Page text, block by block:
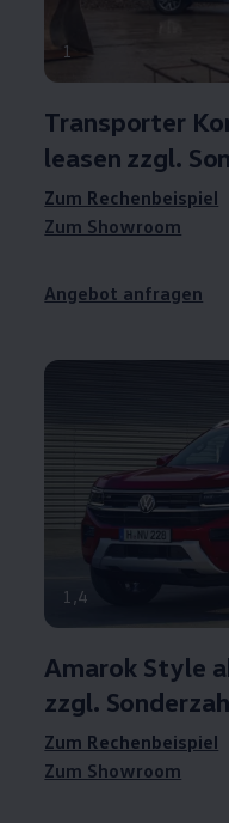
1
Transporter
leasen zzgl.
Zum Rechenbeispiel
Zum Showroom
Angebot anfragen
1 ,4
Amarok Style
zzgl.
Zum Rechenbeispiel
Zum Showroom